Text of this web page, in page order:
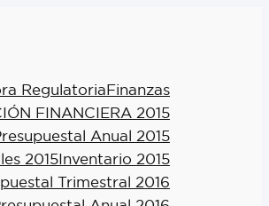
RegulatoriaFinanzas
FINANCIERA 2015
Anual 2015
2015Inventario 2015
Trimestral 2016